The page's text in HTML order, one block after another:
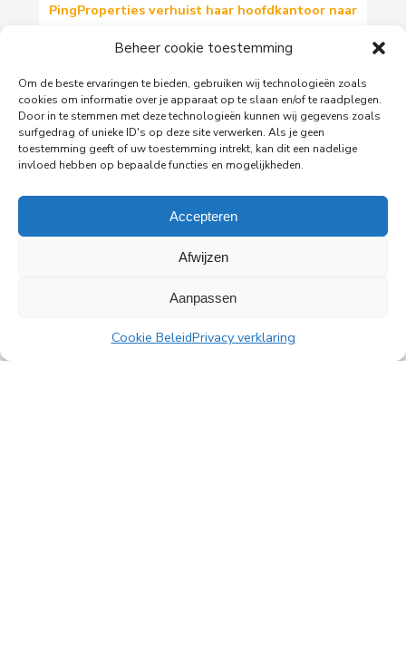
Beheer cookie toestemming
Om de beste ervaringen te bieden, gebruiken wij technologieën zoals
cookies om informatie over je apparaat op te slaan en/of te raadplegen.
Door in te stemmen met deze technologieën kunnen wij gegevens zoals
surfgedrag of unieke ID's op deze site verwerken. Als je geen
toestemming geeft of uw toestemming intrekt, kan dit een nadelige
invloed hebben op bepaalde functies en mogelijkheden.
Accepteren
Afwijzen
Aanpassen
Cookie BeleidPrivacy verklaring
PingProperties verhuist haar hoofdkantoor naar
PingProperties heeft haar hoofdkantoor gevestigd
in de Rembrandttoren (Rembrandt Tower), het
iconische gebouw aan het Amstelplein in
Amsterdam.
Lees meer